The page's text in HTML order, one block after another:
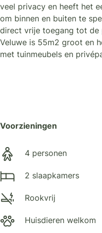
veel privacy en heeft het
om binnen en buiten te
direct vrije toegang tot de
Veluwe is 55m2 groot en
met tuinmeubels en
Voorzieningen
4 personen
2 slaapkamers
Rookvrij
Huisdieren welkom